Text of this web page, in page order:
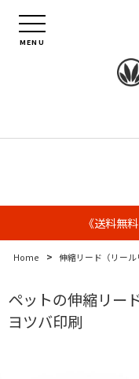
MENU
《送料無
Home > 伸縮リード（リール
ペットの伸縮リー
ヨツバ印刷